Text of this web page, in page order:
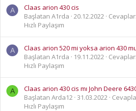
A
Claas arion 430 cis
Başlatan A1rda 20.12.2022
Hızlı Paylaşım
A
Claas arion 520 mi yoksa arion 430
Başlatan A1rda
19.11.2022
Hızlı Paylaşım
A
Claas arion 430 cis mı John Deere
Başlatan Arda12
31.03.2022
Hızlı Paylaşım